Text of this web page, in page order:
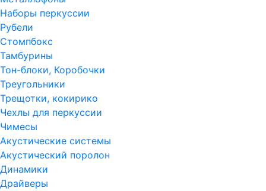
Наборы перкуссии
Рубели
Стомпбокс
Тамбурины
Тон-блоки, Коробочки
Треугольники
Трещотки, кокирико
Чехлы для перкуссии
Чимесы
Акустические системы
Акустический поролон
Динамики
Драйверы